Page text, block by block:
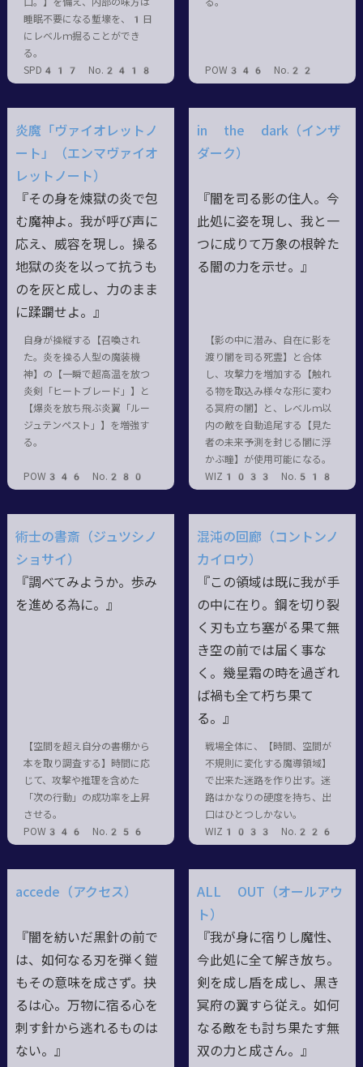
口。】を備え、内部の味方は
睡眠不要になる塹壕を、1日
にレベルｍ掘ることができ
る。
SPD417 No.2418
る。
POW346 No.22
炎魔「ヴァイオレットノ
ート」（エンマヴァイオ
レットノート）
『その身を煉獄の炎で包
む魔神よ。我が呼び声に
応え、威容を現し。操る
地獄の炎を以って抗うも
のを灰と成し、力のまま
に蹂躙せよ。』
自身が操縦する【召喚され
た。炎を操る人型の魔装機
神】の【一瞬で超高温を放つ
炎剣「ヒートブレード」】と
【爆炎を放ち飛ぶ炎翼「ルー
ジュテンペスト」】を増強す
る。
POW346 No.280
in the dark（インザ
ダーク）
『闇を司る影の住人。今
此処に姿を現し、我と一
つに成りて万象の根幹た
る闇の力を示せ。』
【影の中に潜み、自在に影を
渡り闇を司る死霊】と合体
し、攻撃力を増加する【触れ
る物を取込み様々な形に変わ
る冥府の闇】と、レベルｍ以
内の敵を自動追尾する【見た
者の未来予測を封じる闇に浮
かぶ瞳】が使用可能になる。
WIZ1033 No.518
術士の書斎（ジュツシノ
ショサイ）
『調べてみようか。歩み
を進める為に。』
【空間を超え自分の書棚から
本を取り調査する】時間に応
じて、攻撃や推理を含めた
「次の行動」の成功率を上昇
させる。
POW346 No.256
混沌の回廊（コントンノ
カイロウ）
『この領域は既に我が手
の中に在り。鋼を切り裂
く刃も立ち塞がる果て無
き空の前では届く事な
く。幾星霜の時を過ぎれ
ば禍も全て朽ち果て
る。』
戦場全体に、【時間、空間が
不規則に変化する魔導領域】
で出来た迷路を作り出す。迷
路はかなりの硬度を持ち、出
口はひとつしかない。
WIZ1033 No.226
accede（アクセス）
『闇を紡いだ黒針の前で
は、如何なる刃を弾く鎧
もその意味を成さず。抉
るは心。万物に宿る心を
刺す針から逃れるものは
ない。』
ALL OUT（オールアウ
ト）
『我が身に宿りし魔性、
今此処に全て解き放ち。
剣を成し盾を成し、黒き
冥府の翼すら従え。如何
なる敵をも討ち果たす無
双の力と成さん。』